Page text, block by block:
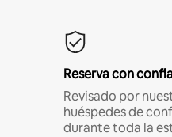
Reserva con
Revisado por
huéspedes de
durante toda la